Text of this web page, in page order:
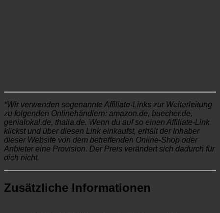
*Wir verwenden sogenannte Affiliate-Links zur Weiterleitung
zu folgenden Onlinehändlern: amazon.de, buecher.de,
genialokal.de, thalia.de. Wenn du auf so einen Affiliate-Link
klickst und über diesen Link einkaufst, erhält der Inhaber
dieser Website von dem betreffenden Online-Shop oder
Anbieter eine Provision. Der Preis verändert sich dadurch für
dich nicht.
Zusätzliche Informationen